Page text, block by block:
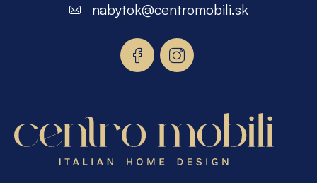
e
nabytok@centromobili.sk